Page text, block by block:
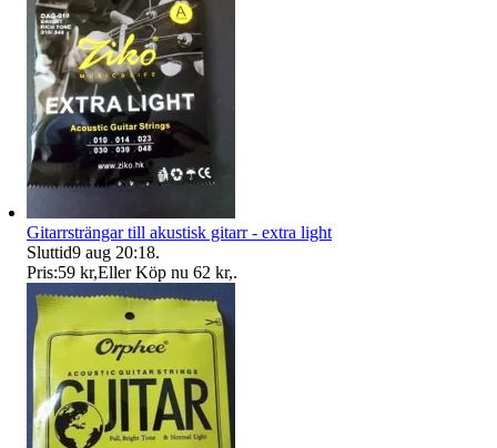
Gitarrsträngar till akustisk gitarr - extra light
Sluttid9 aug 20:18.
Pris:59 kr,Eller Köp nu 62 kr,.